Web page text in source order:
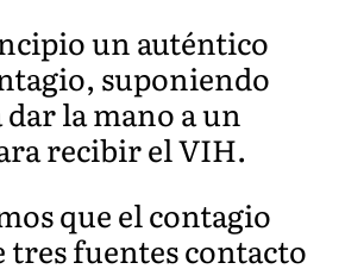
un auténtico
suponiendo
dar la mano a un
recibir el VIH.
que el contagio
tres fuentes contacto